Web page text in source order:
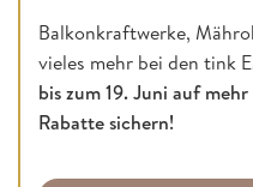
Balkonkraftwerke,
vieles mehr bei den tink
bis zum 19. Juni auf
Rabatte sichern!